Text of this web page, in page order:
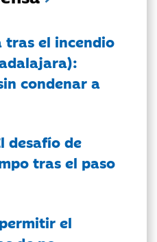
tras el incendio
condenar a
desafío de
tras el paso
el